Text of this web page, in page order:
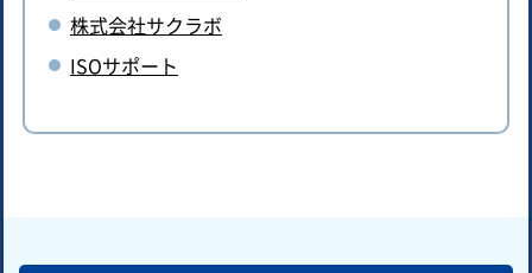
株式会社サクラボ
ISOサポート